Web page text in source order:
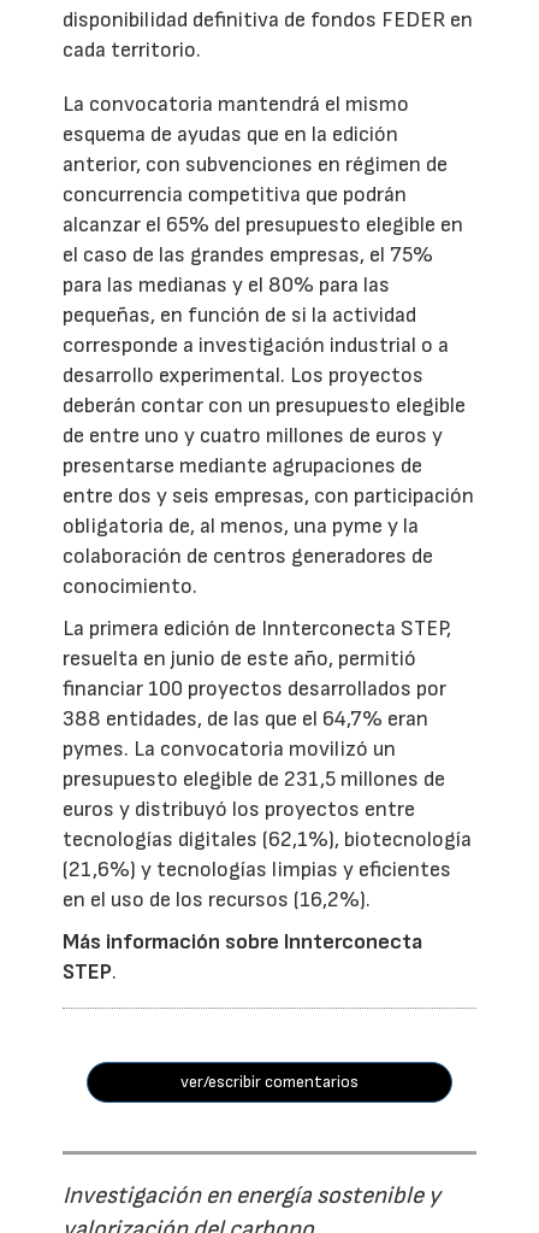
disponibilidad definitiva de fondos FEDER en
cada territorio.
La convocatoria mantendrá el mismo
esquema de ayudas que en la edición
anterior, con subvenciones en régimen de
concurrencia competitiva que podrán
alcanzar el 65% del presupuesto elegible en
el caso de las grandes empresas, el 75%
para las medianas y el 80% para las
pequeñas, en función de si la actividad
corresponde a investigación industrial o a
desarrollo experimental. Los proyectos
deberán contar con un presupuesto elegible
de entre uno y cuatro millones de euros y
presentarse mediante agrupaciones de
entre dos y seis empresas, con participación
obligatoria de, al menos, una pyme y la
colaboración de centros generadores de
conocimiento.
La primera edición de Innterconecta STEP,
resuelta en junio de este año, permitió
financiar 100 proyectos desarrollados por
388 entidades, de las que el 64,7% eran
pymes. La convocatoria movilizó un
presupuesto elegible de 231,5 millones de
euros y distribuyó los proyectos entre
tecnologías digitales (62,1%), biotecnología
(21,6%) y tecnologías limpias y eficientes
en el uso de los recursos (16,2%).
Más información sobre Innterconecta
STEP.
ver/escribir comentarios
Investigación en energía sostenible y